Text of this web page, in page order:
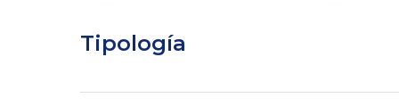
Piscina
Mini golf
Tipología